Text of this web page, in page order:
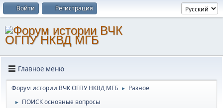
Войти Регистрация
Главное меню
Форум истории ВЧК ОГПУ НКВД МГБ ► Разное
► ПОИСК основные вопросы